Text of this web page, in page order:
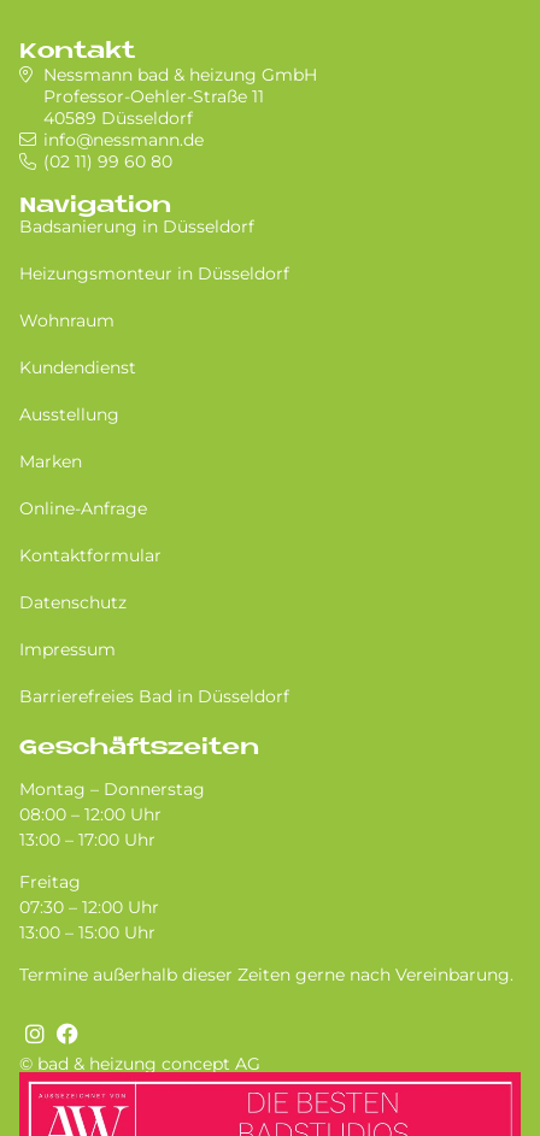
© bad & heizung concept AG
Bild
Kontakt
Nessmann bad & heizung GmbH
Professor-Oehler-Straße 11
40589 Düsseldorf
info@nessmann.de
(02 11) 99 60 80
Navigation
Badsanierung in Düsseldorf
Heizungsmonteur in Düsseldorf
Wohnraum
Kundendienst
Ausstellung
Marken
Online-Anfrage
Kontaktformular
Datenschutz
Impressum
Barrierefreies Bad in Düsseldorf
Geschäftszeiten
Montag – Donnerstag
08:00 – 12:00 Uhr
13:00 – 17:00 Uhr
Freitag
07:30 – 12:00 Uhr
13:00 – 15:00 Uhr
Termine außerhalb dieser Zeiten gerne nach Vereinbarung.